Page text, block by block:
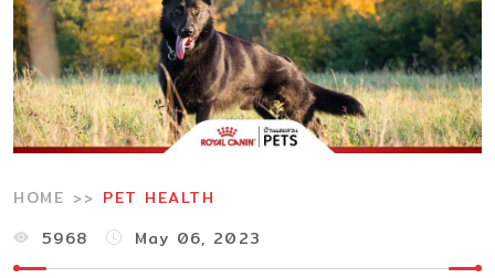
HOME
PET HEALTH
5968
May 06, 2023